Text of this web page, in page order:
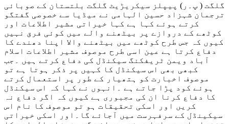
گلگت ( پ۔ر) پیپلز سیکریڑیٹ گلگت بلتستان کے صوبائی
ترجمان شہزاد حسین الہامی نے میڈیا سے خصوصی گفتگو
کرتے ہوئے کہا ہے کہا خیراتی مشیر اطلاعات اور
کوٹھے کے دروازے پر بیٹھنے والے میں کوئی فرق نہیں
کیوں کہ جس طرح کوٹھے میں بیٹھنے والا اپنا دھندے کا
دفاع کرتا ہے عین اسی طرح موصوف مشیر اطلاعات اسلام
آباد ویمن ٹریفکنگ سیکنڈل کی دفاع کرتے ہیں ۔جب
کبھی بھی اس سیکنڈل کا کہیں پر ذکر ہوتا ہے تو
موصوف اخبارت کو ہتھیار کے طور پر استعمال کرتے
ہوئے کود پڑا جاتے ہے ۔انہوں نے کہا کہ اس سیکنڈل
کا دفاع کرنا ان کی مجبوری ہے کیوں کہ اگر دفاع نہ
کریں اور اسکی تحقیقات ہو تو موصوف کا نام اس
سیکینڈل کے سرفہرست میں آجائے گا۔اور اسکی خیراتی